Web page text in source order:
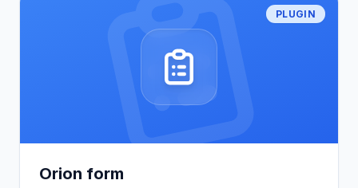
PLUGIN
Orion form